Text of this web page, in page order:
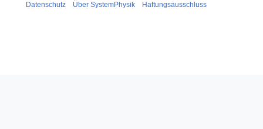
Datenschutz Über SystemPhysik Haftungsausschluss